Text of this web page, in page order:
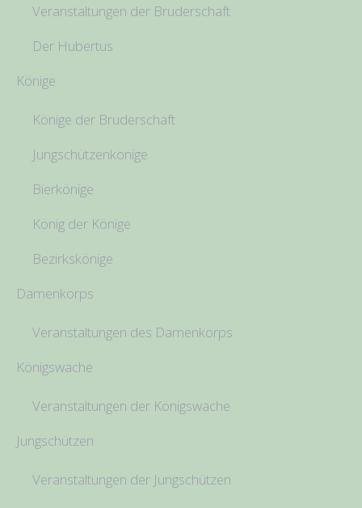
Veranstaltungen der Bruderschaft
Der Hubertus
Könige
Könige der Bruderschaft
Jungschützenkönige
Bierkönige
König der Könige
Bezirkskönige
Damenkorps
Veranstaltungen des Damenkorps
Königswache
Veranstaltungen der Königswache
Jungschützen
Veranstaltungen der Jungschützen